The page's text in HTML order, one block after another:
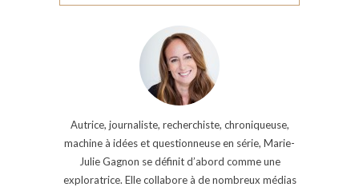
Autrice, journaliste, recherchiste, chroniqueuse,
machine à idées et questionneuse en série, Marie-
Julie Gagnon se définit d’abord comme une
exploratrice. Elle collabore à de nombreux médias